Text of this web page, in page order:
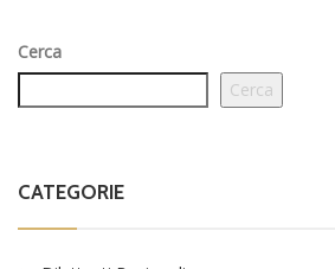
Cerca
Cerca
CATEGORIE